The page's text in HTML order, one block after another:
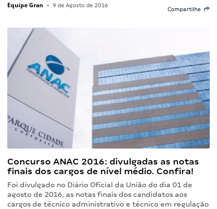
Equipe Gran • 9 de Agosto de 2016
Compartilhe
Concurso ANAC 2016: divulgadas as notas
finais dos cargos de nível médio. Confira!
Foi divulgado no Diário Oficial da União do dia 01 de
agosto de 2016, as notas finais dos candidatos aos
cargos de técnico administrativo e técnico em regulação